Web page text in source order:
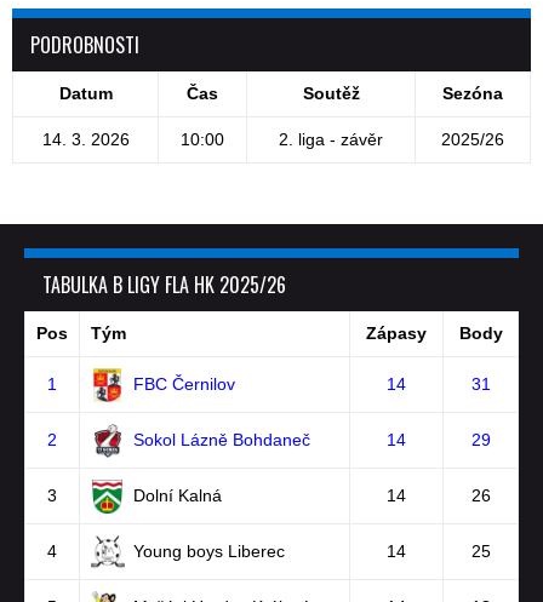
PODROBNOSTI
Datum Čas Soutěž Sezóna
14. 3. 2026 10:00 2. liga - závěr 2025/26
TABULKA B LIGY FLA HK 2025/26
Pos Tým Zápasy Body
1 FBC Černilov 14 31
2 Sokol Lázně Bohdaneč 14 29
3 Dolní Kalná 14 26
4 Young boys Liberec 14 25